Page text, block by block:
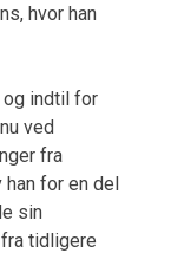
hvor han
og indtil for
ved
fra
han for en del
sin
tidligere